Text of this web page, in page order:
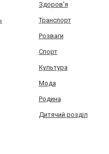
Здоров'я
Транспорт
Розваги
Спорт
Культура
Мода
Родина
Дитячий розділ